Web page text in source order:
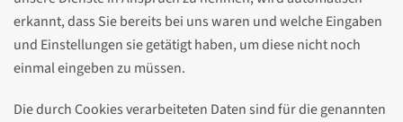
erkannt, dass Sie bereits bei uns waren und welche Eingaben
und Einstellungen sie getätigt haben, um diese nicht noch
einmal eingeben zu müssen.
Die durch Cookies verarbeiteten Daten sind für die genannten